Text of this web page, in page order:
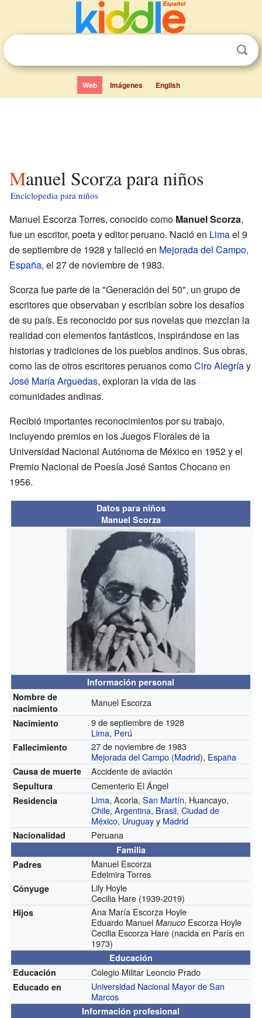
Web Imágenes English
Manuel Scorza para niños
Enciclopedia para niños
Manuel Escorza Torres, conocido como Manuel Scorza,
fue un escritor, poeta y editor peruano. Nació en Limael 9
de septiembre de 1928 y falleció en Mejorada del Campo,
España, el 27 de noviembre de 1983.
Scorza fue parte de la "Generación del 50", un grupo de
escritores que observaban y escribían sobre los desafíos
de su país. Es reconocido por sus novelas que mezclan la
realidad con elementos fantásticos, inspirándose en las
historias y tradiciones de los pueblos andinos. Sus obras,
como las de otros escritores peruanos comoCiro Alegríay
José María Arguedas, exploran la vida de las
comunidades andinas.
Recibió importantes reconocimientos por su trabajo,
incluyendo premios en los Juegos Florales de la
Universidad Nacional Autónoma de México en 1952 y el
Premio Nacional de Poesía José Santos Chocano en
1956.
Datos para niños
Manuel Scorza
Información personal
Nombre de
nacimiento
Manuel Escorza
Nacimiento
9 de septiembre de 1928
Lima, Perú
Fallecimiento
27 de noviembre de 1983
Mejorada del Campo (Madrid), España
Causa de muerte Accidente de aviación
Sepultura Cementerio El Ángel
Residencia Lima, Acoria,San Martín, Huancayo,
Chile,Argentina, Brasil,Ciudad de
México, Uruguayy Madrid
Nacionalidad Peruana
Familia
Padres
Manuel Escorza
Edelmira Torres
Cónyuge
Lily Hoyle
Cecilia Hare (1939-2019)
Hijos
Ana María Escorza Hoyle
Eduardo ManuelManuco Escorza Hoyle
Cecilia Escorza Hare (nacida en París en
1973)
Educación
Educación
Colegio Militar Leoncio Prado
Educado en
Universidad Nacional Mayor de San
Marcos
Información profesional